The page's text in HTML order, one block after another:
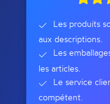
Les produits
aux descriptions.
Les
les articles.
Le service
compétent.